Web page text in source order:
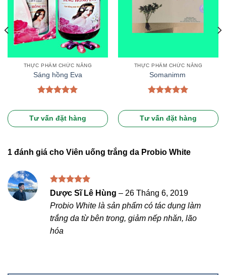
THỰC PHẨM CHỨC NĂNG
Sáng hồng Eva
hạng5.00
5 sao
Tư vấn đặt hàng
THỰC PHẨM CHỨC NĂNG
Somanimm
hạng5.00
5 sao
Tư vấn đặt hàng
1 đánh giá cho Viên uống trắng da Probio White
Được xếp
hạng
sao
Dược Sĩ Lê Hùng – 26 Tháng 6, 2019
Probio White là sản phẩm có tác dụng làm
trắng da từ bên trong, giảm nếp nhăn, lão
hóa